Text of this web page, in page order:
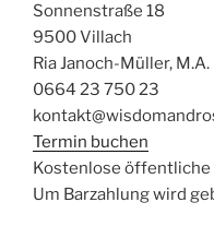
Sonnenstraße 18
9500 Villach
Ria Janoch-Müller, M.A.
0664 23 750 23
Termin buchen
Kostenlose öffentliche
Um Barzahlung wird